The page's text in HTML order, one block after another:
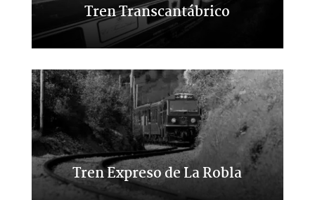
Tren Transcantábrico
Viaje de lujo por el norte
Tren Expreso de La Robla
Un viaje entre León y Bilbao